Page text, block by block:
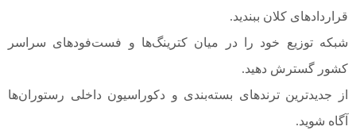
قراردادهای کلان ببندید.
شبکه توزیع خود را در میان کترینگ‌ها و فست‌فودهای سراسر
کشور گسترش دهید.
از جدیدترین ترندهای بسته‌بندی و دکوراسیون داخلی رستوران‌ها
آگاه شوید.